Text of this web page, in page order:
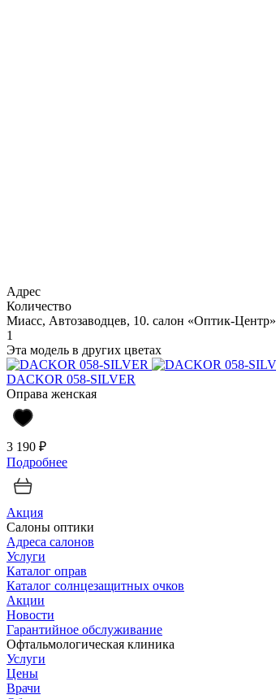
Адрес
Количество
Миасс, Автозаводцев, 10. салон «Оптик-Центр»
1
Эта модель в других цветах
DACKOR 058-SILVER
Оправа женская
3 190 ₽
Подробнее
Акция
Салоны оптики
Адреса салонов
Услуги
Каталог оправ
Каталог солнцезащитных очков
Акции
Новости
Гарантийное обслуживание
Офтальмологическая клиника
Услуги
Цены
Врачи